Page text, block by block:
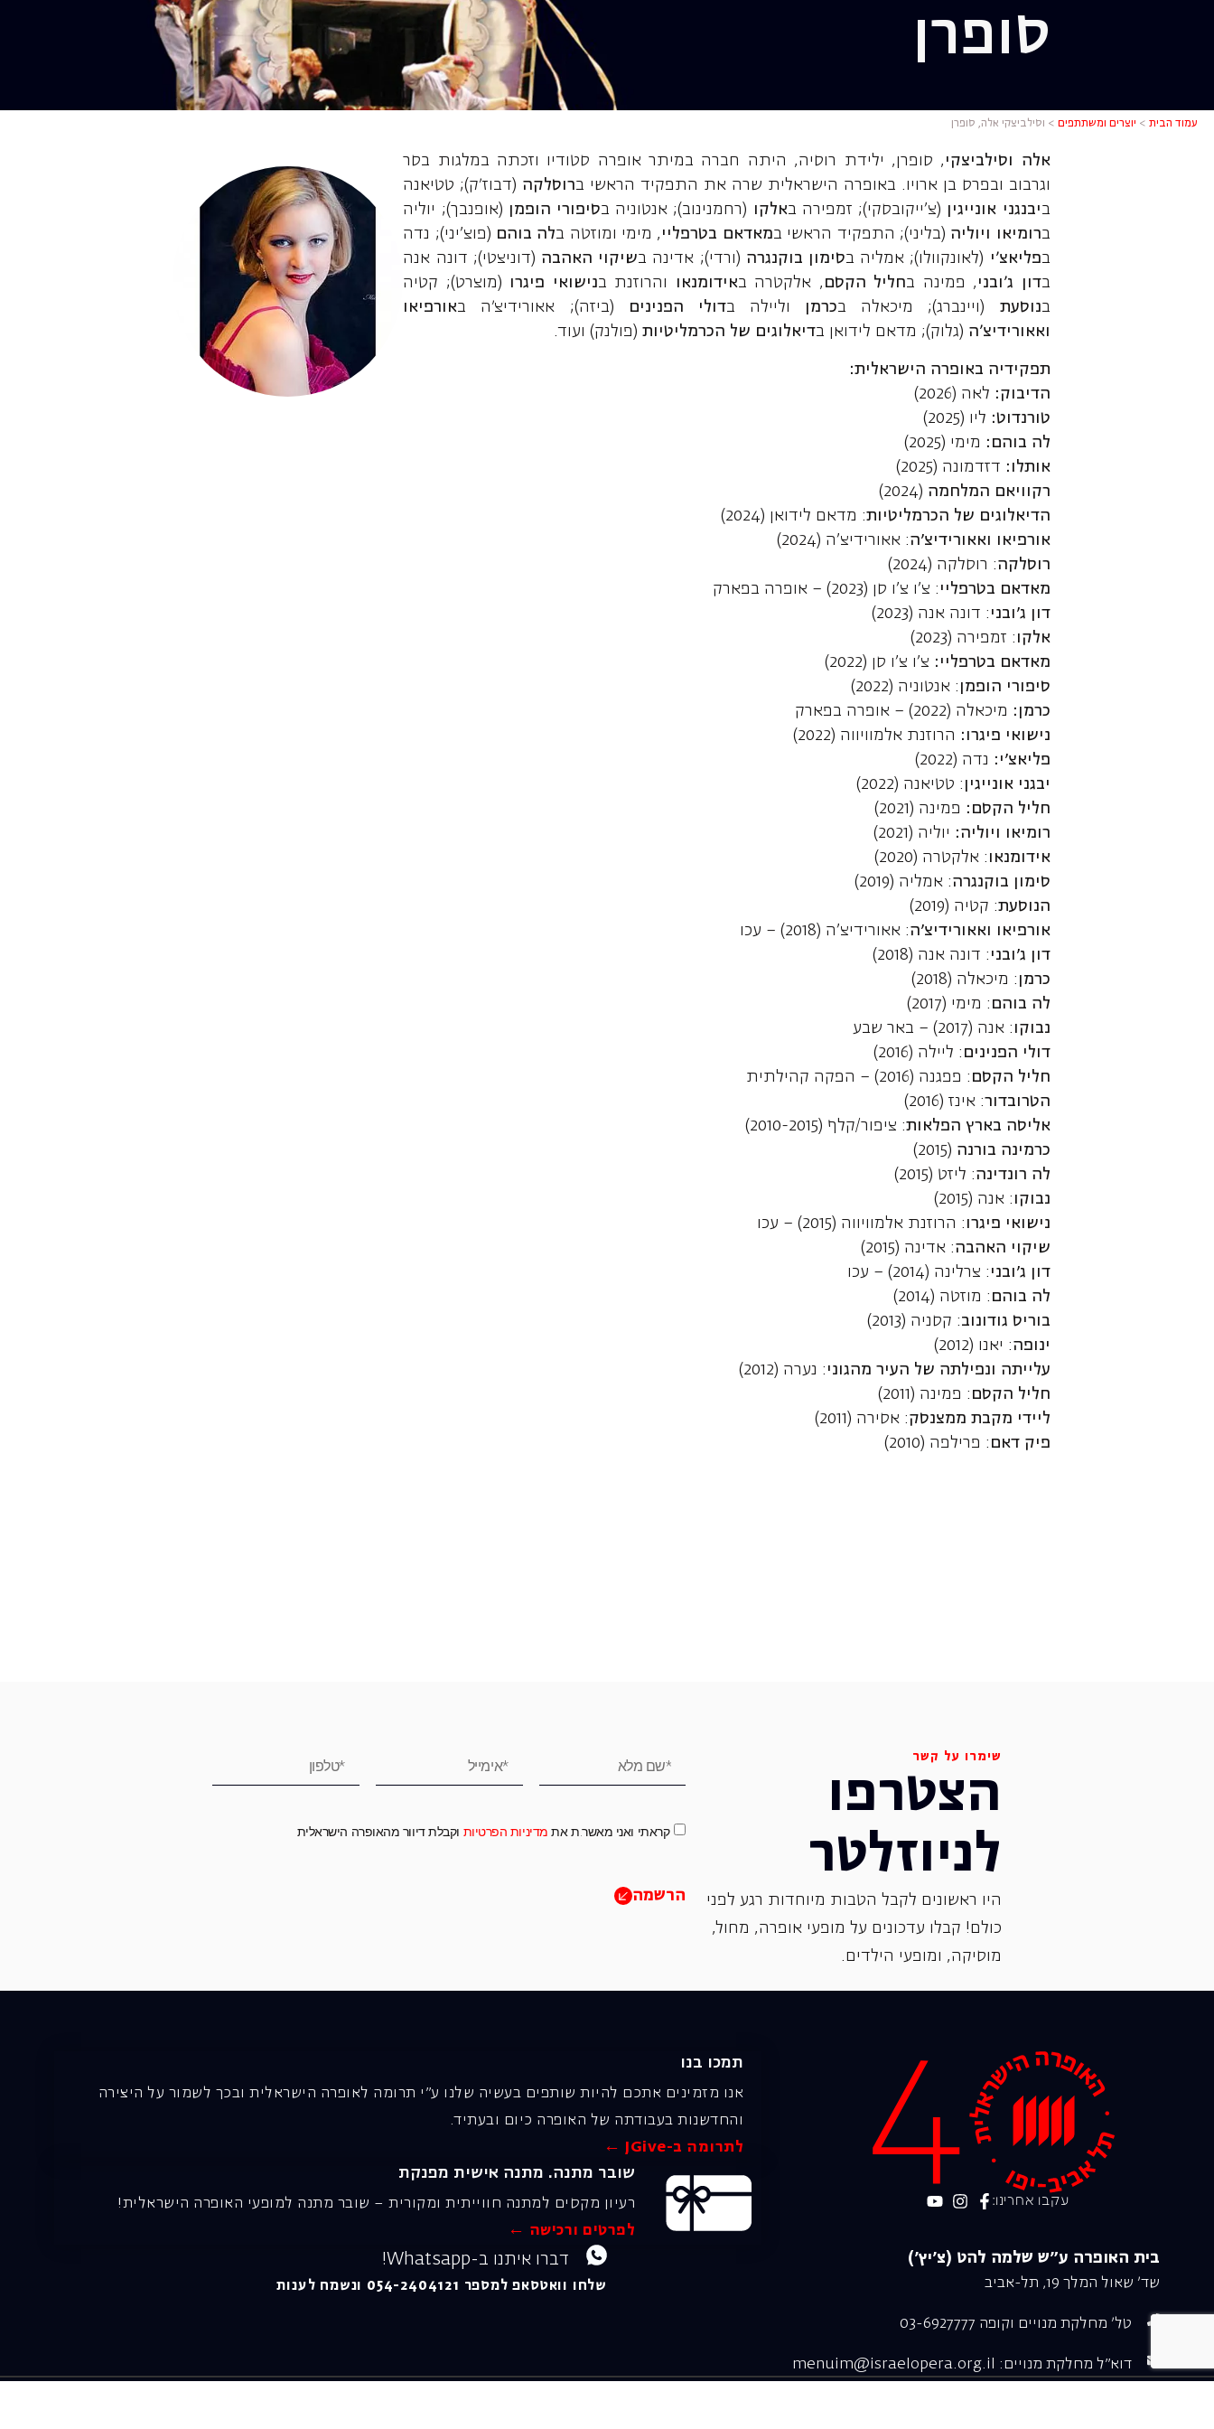
וסילביצקי אלה, סופרן
סופרן
עמוד הבית > יוצרים ומשתתפים > וסילביצקי אלה, סופרן
אלה וסילביצקי , סופרן, ילידת רוסיה, היתה חברה במיתר אופרה סטודיו וזכתה במלגות בסר
וגרבוב ובפרס בן ארויו. באופרה הישראלית שרה את התפקיד הראשי ברוסלקה (דבוז׳ק); טטיאנה
ביבנגני אונייגין (צ'ייקובסקי); זמפירה באלקו (רחמנינוב); אנטוניה בסיפורי הופמן (אופנבך); יוליה
ברומיאו ויוליה (בליני); התפקיד הראשי במאדאם בטרפליי , מימי ומוזטה בלה בוהם (פוצ'יני); נדה
בפליאצ׳י (לאונקוולו); אמליה בסימון בוקנגרה (ורדי); אדינה בשיקוי האהבה (דוניצטי); דונה אנה
בדון ג׳ובני , פמינה בחליל הקסם , אלקטרה באידומנאו והרוזנת בנישואי פיגרו (מוצרט); קטיה
בנוסעת (ויינברג); מיכאלה בכרמן וליילה בדולי הפנינים (ביזה); אאורידיצ׳ה באורפיאו
ואאורידיצ׳ה (גלוק); מדאם לידואן בדיאלוגים של הכרמליטיות (פולנק) ועוד.
תפקידיה באופרה הישראלית:
הדיבוק: לאה (2026)
טורנדוט: ליו (2025)
לה בוהם: מימי (2025)
אותלו: דזדמונה (2025)
רקוויאם המלחמה (2024)
הדיאלוגים של הכרמליטיות: מדאם לידואן (2024)
אורפיאו ואאורידיצ'ה: אאורידיצ'ה (2024)
רוסלקה: רוסלקה (2024)
מאדאם בטרפליי : צ'ו צ'ו סן (2023) – אופרה בפארק
דון ג'ובני : דונה אנה (2023)
אלקו : זמפירה (2023)
מאדאם בטרפליי: צ'ו צ'ו סן (2022)
סיפורי הופמן : אנטוניה (2022)
כרמן: מיכאלה (2022) – אופרה בפארק
נישואי פיגרו: הרוזנת אלמוויווה (2022)
פליאצ'י: נדה (2022)
יבגני אונייגין : טטיאנה (2022)
חליל הקסם: פמינה (2021)
רומיאו ויוליה: יוליה (2021)
אידומנאו : אלקטרה (2020)
סימון בוקנגרה: אמליה (2019)
הנוסעת: קטיה (2019)
אורפיאו ואאורידיצ'ה: אאורידיצ'ה (2018) – עכו
דון ג'ובני : דונה אנה (2018)
כרמן : מיכאלה (2018)
לה בוהם : מימי (2017)
נבוקו : אנה (2017) – באר שבע
דולי הפנינים : ליילה (2016)
חליל הקסם : פפגנה (2016) – הפקה קהילתית
הטרובדור: אינז (2016)
אליסה בארץ הפלאות: ציפור/קלף (2010-2015)
כרמינה בורנה (2015)
לה רונדינה: ליזט (2015)
נבוקו : אנה (2015)
נישואי פיגרו : הרוזנת אלמוויווה (2015) – עכו
שיקוי האהבה: אדינה (2015)
דון ג'ובני : צרלינה (2014) – עכו
לה בוהם : מוזטה (2014)
בוריס גודונוב: קסניה (2013)
ינופה: יאנו (2012)
עלייתה ונפילתה של העיר מהגוני : נערה (2012)
חליל הקסם : פמינה (2011)
ליידי מקבת ממצנסק: אסירה (2011)
פיק דאם : פרילפה (2010)
שימרו על קשר
הצטרפו
לניוזלטר
היו ראשונים לקבל הטבות מיוחדות רגע לפני
כולם! קבלו עדכונים על מופעי אופרה, ‏מחול,
‏מוסיקה, ומופעי הילדים.
קראתי ואני מאשר.ת את מדיניות הפרטיות וקבלת דיוור מהאופרה הישראלית
הרשמה
עקבו אחרינו:
תמכו בנו
אנו מזמינים אתכם להיות שותפים בעשיה שלנו ע"י תרומה לאופרה הישראלית ובכך לשמור על היצירה
והחדשנות בעבודתה של האופרה כיום ובעתיד.
לתרומה ב-JGive ←
שובר מתנה. מתנה אישית מפנקת
רעיון מקסים למתנה חווייתית ומקורית – שובר מתנה למופעי האופרה הישראלית!
לפרטים ורכישה ←
בית האופרה ע״ש שלמה להט (צ׳יץ׳)
שד׳ שאול המלך 19, תל-אביב
טל׳ מחלקת מנויים וקופה 03-6927777
דוא"ל מחלקת מנויים: menuim@israelopera.org.il
דברו איתנו ב-Whatsapp!
שלחו וואטסאפ למספר 054-2404121 ונשמח לענות